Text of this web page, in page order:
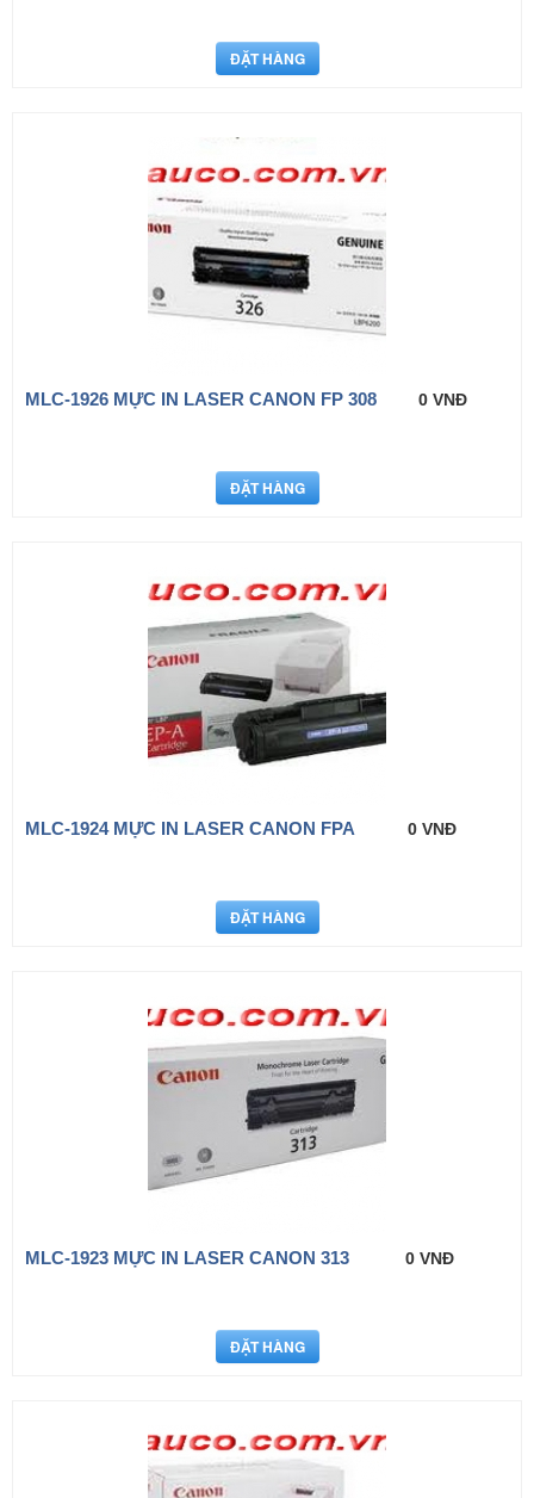
MLC-1926 MỰC IN LASER CANON FP 308 0 VNĐ
MLC-1924 MỰC IN LASER CANON FPA 0 VNĐ
MLC-1923 MỰC IN LASER CANON 313 0 VNĐ